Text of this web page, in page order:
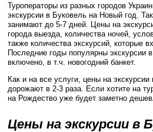
Туроператоры из разных городов
экскурсии в Буковель на Новый год.
занимают до 5-7 дней. Цены на
города выезда, количества ночей,
также количества экскурсий, которые
Последние годы популярны экскурсии
включено, в т.ч. новогодний банкет.
Как и на все услуги, цены на
дорожают в 2-3 раза. Если хотите на
на Рождество уже будет заметно
Цены на экскурсии в